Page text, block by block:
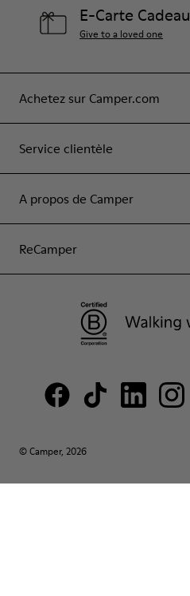
Achetez sur Camper.com
Service clientèle
A propos de Camper
ReCamper
E-Carte Cadeau
Give to a loved one
© Camper, 2026